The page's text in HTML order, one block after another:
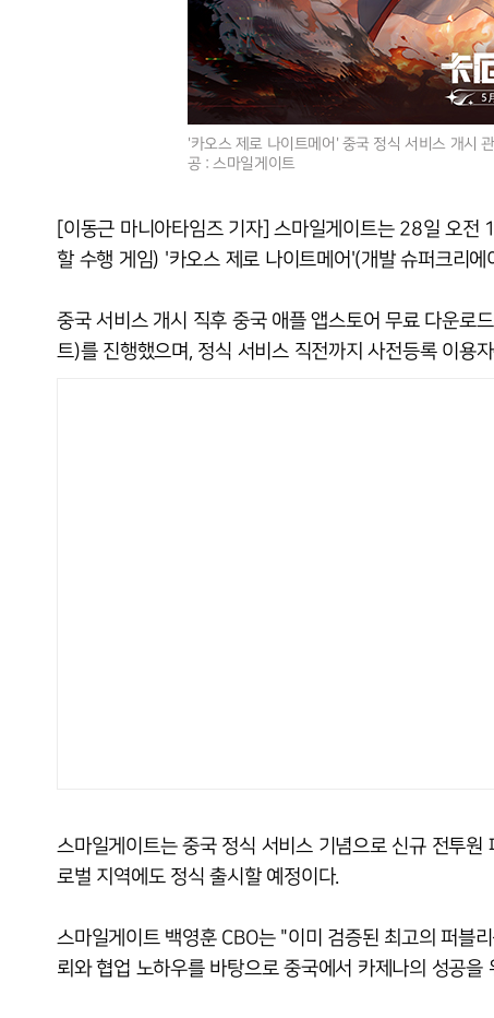
'카오스 제로 나이트메어' 중국 정식 서비스 개시
공 : 스마일게이트
[이동근 마니아타임즈 기자] 스마일게이트는 28일 오전
할 수행 게임) '카오스 제로 나이트메어'(개발 슈퍼크리
중국 서비스 개시 직후 중국 애플 앱스토어 무료 다운로
트)를 진행했으며, 정식 서비스 직전까지 사전등록 이용
스마일게이트는 중국 정식 서비스 기념으로 신규 전투
로벌 지역에도 정식 출시할 예정이다.
스마일게이트 백영훈 CBO는 "이미 검증된 최고의 퍼블
뢰와 협업 노하우를 바탕으로 중국에서 카제나의 성공을